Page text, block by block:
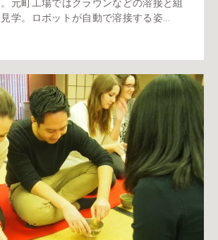
元町工場ではクラウンなどの溶接と組
学。ロボットが自動で溶接する姿...